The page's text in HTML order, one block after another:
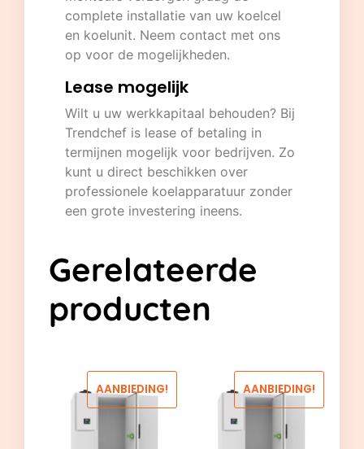
complete installatie van uw koelcel
en koelunit. Neem contact met ons
op voor de mogelijkheden.
Lease mogelijk
Wilt u uw werkkapitaal behouden? Bij
Trendchef is lease of betaling in
termijnen mogelijk voor bedrijven. Zo
kunt u direct beschikken over
professionele koelapparatuur zonder
een grote investering ineens.
Gerelateerde
producten
AANBIEDING! AANBIEDING!